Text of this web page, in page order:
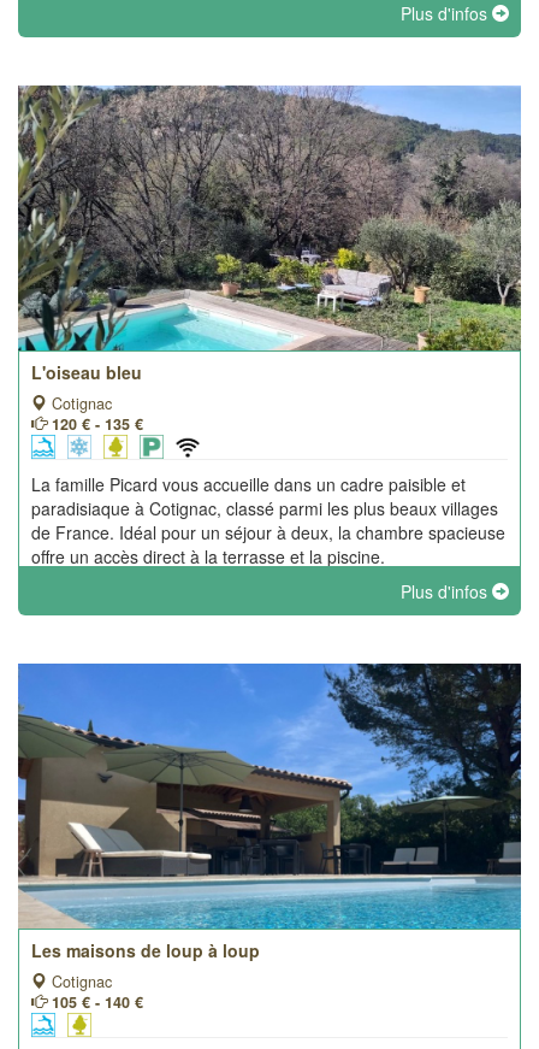
Plus d'infos
L'oiseau bleu
Cotignac
120 € - 135 €
La famille Picard vous accueille dans un cadre paisible et
paradisiaque à Cotignac, classé parmi les plus beaux villages
de France. Idéal pour un séjour à deux, la chambre spacieuse
offre un accès direct à la terrasse et la piscine.
Plus d'infos
Les maisons de loup à loup
Cotignac
105 € - 140 €